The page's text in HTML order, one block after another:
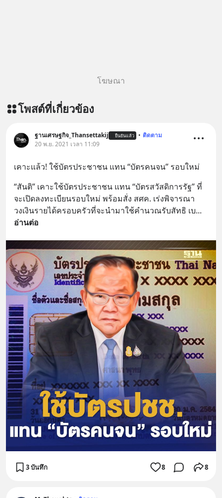
โฆษณา
โพสต์ที่เกี่ยวข้อง
ฐานเศรษฐกิจ_Thansettakij ยืนยันแล้ว • ติดตาม
20 พ.ย. 2021 เวลา 11:09
เคาะแล้ว! ใช้บัตรประชาชน แทน “บัตรคนจน” รอบใหม่
“สันติ” เคาะใช้บัตรประชาชน แทน “บัตรสวัสดิการรัฐ” ที่
จะเปิดลงทะเบียนรอบใหม่ พร้อมสั่ง สศค. เร่งพิจารณา
วงเงินรายได้ครอบครัวที่จะนำมาใช้คำนวณรับสัทธิ เบ
อ่านต่อ
3 บันทึก 8 8